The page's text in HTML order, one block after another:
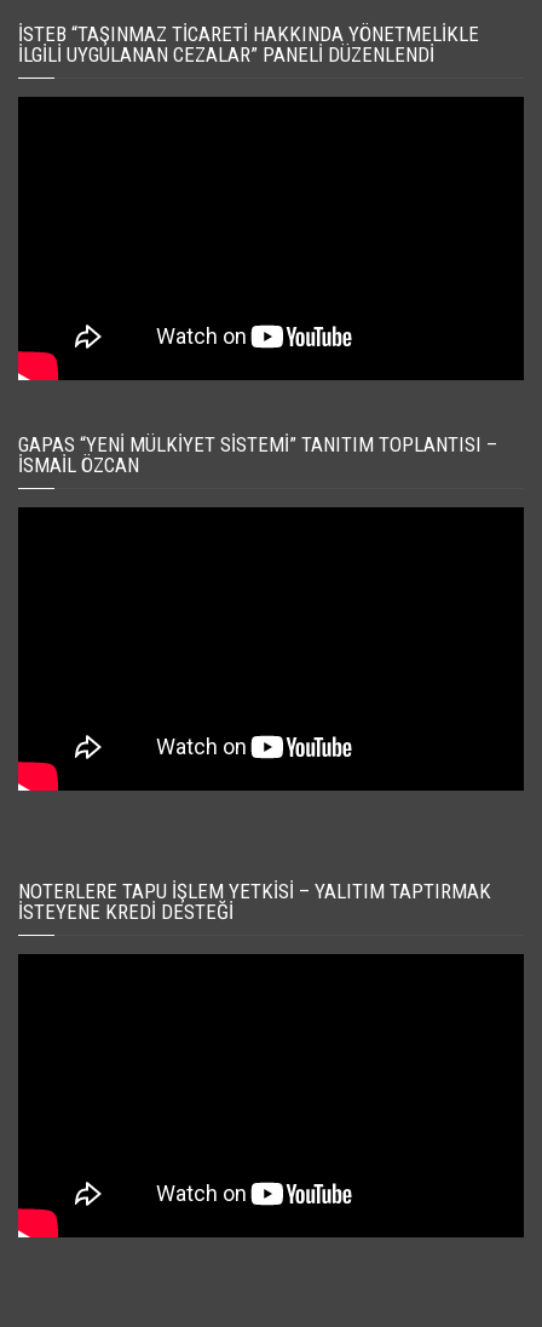
İSTEB “TAŞINMAZ TICARETI HAKKINDA YÖNETMELIKLE
İLGILI UYGULANAN CEZALAR” PANELI DÜZENLENDI
GAPAS “YENI MÜLKIYET SISTEMI” TANITIM TOPLANTISI –
İSMAIL ÖZCAN
NOTERLERE TAPU İŞLEM YETKISI – YALITIM TAPTIRMAK
İSTEYENE KREDI DESTEĞI